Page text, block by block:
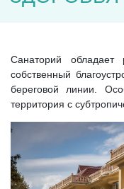
Санаторий обладает
собственный
береговой линии.
территория с